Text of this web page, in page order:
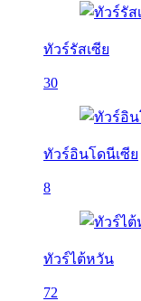
ทัวร์รัสเซีย
30
ทัวร์อินโดนีเซีย
8
ทัวร์ไต้หวัน
72